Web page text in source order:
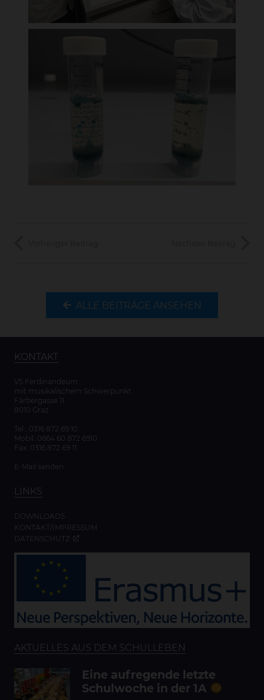
ALLE BEITRÄGE ANSEHEN
KONTAKT
VS Ferdinandeum
mit musikalischem Schwerpunkt
Färbergasse 11
8010 Graz
Tel.: 0316 872 69 10
Mobil: 0664 60 872 6910
Fax: 0316 872 69 11
E-Mail senden
LINKS
DOWNLOADS
KONTAKT/IMPRESSUM
DATENSCHUTZ
AKTUELLES AUS DEM SCHULLEBEN
Eine aufregende letzte
Schulwoche in der 1A